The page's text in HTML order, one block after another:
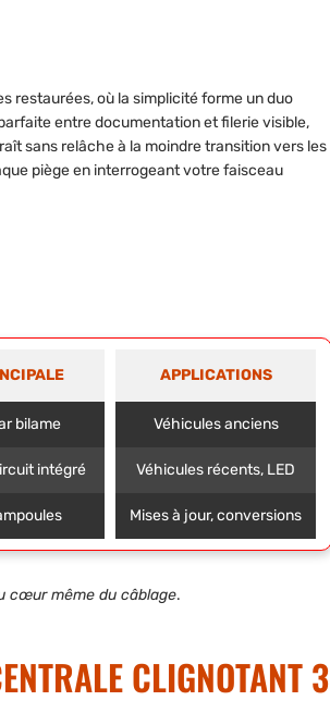
restaurées, où la simplicité forme un duo
entre documentation et filerie visible,
sans relâche à la moindre transition vers les
piège en interrogeant votre faisceau
APPLICATIONS
bilame Véhicules anciens
intégré Véhicules récents, LED
Mises à jour, conversions
cœur même du câblage.
CLIGNOTANT 3